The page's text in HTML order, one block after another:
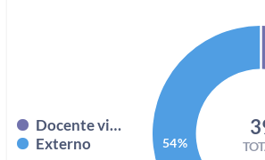
Docente vinculación especial
Externo
54%